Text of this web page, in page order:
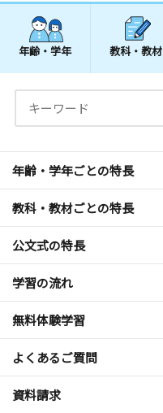
年齢・学年 教科・教材
年齢・学年ごとの特長
教科・教材ごとの特長
公文式の特長
学習の流れ
無料体験学習
よくあるご質問
資料請求